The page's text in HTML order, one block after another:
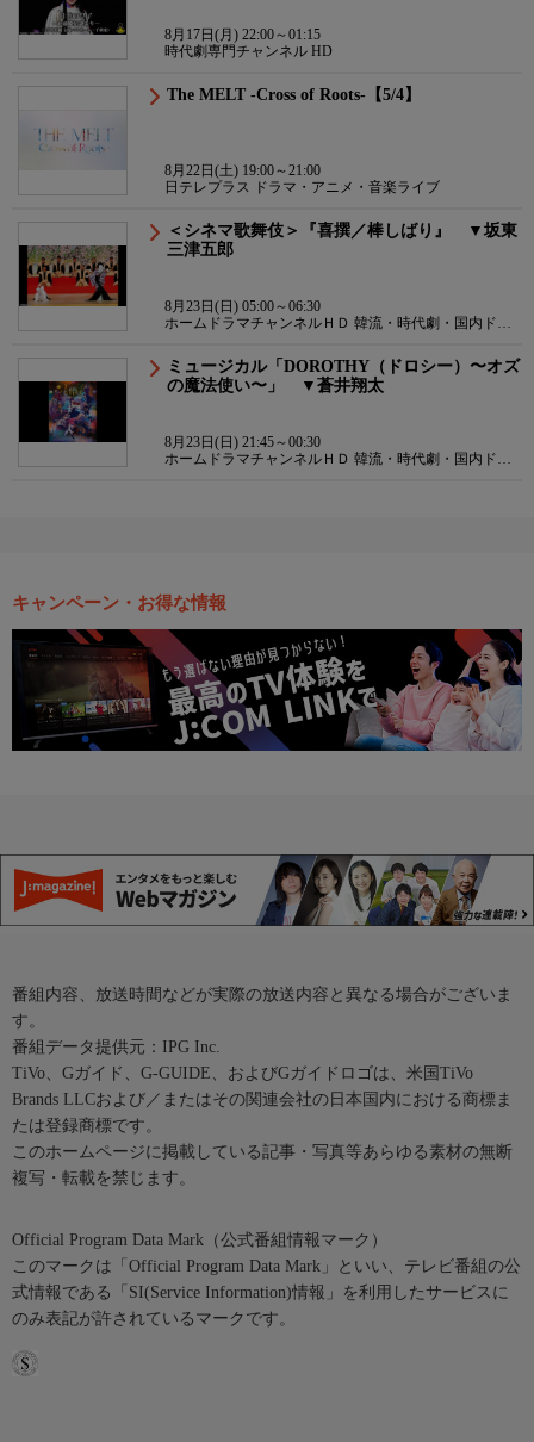
8月17日(月) 22:00～01:15
時代劇専門チャンネル HD
The MELT -Cross of Roots-【5/4】
8月22日(土) 19:00～21:00
日テレプラス ドラマ・アニメ・音楽ライブ
＜シネマ歌舞伎＞『喜撰／棒しばり』 ▼坂東
三津五郎
8月23日(日) 05:00～06:30
ホームドラマチャンネルＨＤ 韓流・時代劇・国内ドラ
ミュージカル「DOROTHY（ドロシー）〜オズ
の魔法使い〜」 ▼蒼井翔太
8月23日(日) 21:45～00:30
ホームドラマチャンネルＨＤ 韓流・時代劇・国内ドラ
キャンペーン・お得な情報
番組内容、放送時間などが実際の放送内容と異なる場合がございま
す。
番組データ提供元：IPG Inc.
TiVo、Gガイド、G-GUIDE、およびGガイドロゴは、米国TiVo
Brands LLCおよび／またはその関連会社の日本国内における商標ま
たは登録商標です。
このホームページに掲載している記事・写真等あらゆる素材の無断
複写・転載を禁じます。
Official Program Data Mark（公式番組情報マーク）
このマークは「Official Program Data Mark」といい、テレビ番組の公
式情報である「SI(Service Information)情報」を利用したサービスに
のみ表記が許されているマークです。